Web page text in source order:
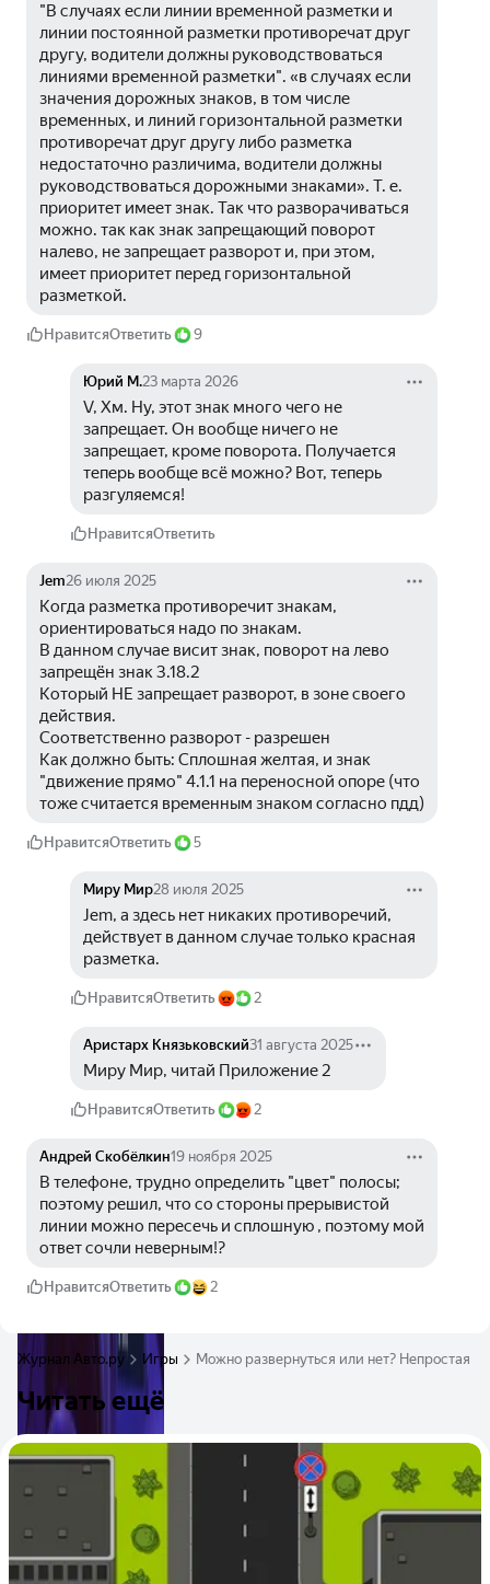
"В случаях если линии временной разметки и
линии постоянной разметки противоречат друг
другу, водители должны руководствоваться
линиями временной разметки". «в случаях если
значения дорожных знаков, в том числе
временных, и линий горизонтальной разметки
противоречат друг другу либо разметка
недостаточно различима, водители должны
руководствоваться дорожными знаками». Т. е.
приоритет имеет знак. Так что разворачиваться
можно. так как знак запрещающий поворот
налево, не запрещает разворот и, при этом,
имеет приоритет перед горизонтальной
разметкой.
НравитсяОтветить 9
Юрий М.23 марта 2026
V, Хм. Ну, этот знак много чего не
запрещает. Он вообще ничего не
запрещает, кроме поворота. Получается
теперь вообще всё можно? Вот, теперь
разгуляемся!
НравитсяОтветить
Jem26 июля 2025
Когда разметка противоречит знакам,
ориентироваться надо по знакам.
В данном случае висит знак, поворот на лево
запрещён знак 3.18.2
Который НЕ запрещает разворот, в зоне своего
действия.
Соответственно разворот - разрешен
Как должно быть: Сплошная желтая, и знак
"движение прямо" 4.1.1 на переносной опоре (что
тоже считается временным знаком согласно пдд)
НравитсяОтветить 5
Миру Мир28 июля 2025
Jem, а здесь нет никаких противоречий,
действует в данном случае только красная
разметка.
НравитсяОтветить 2
Аристарх Князьковский31 августа 2025
Миру Мир, читай Приложение 2
НравитсяОтветить 2
Андрей Скобёлкин19 ноября 2025
В телефоне, трудно определить "цвет" полосы;
поэтому решил, что со стороны прерывистой
линии можно пересечь и сплошную , поэтому мой
ответ сочли неверным!?
НравитсяОтветить 2
Журнал Авто.ру Игры Можно развернуться или нет? Непростая
Читать ещё